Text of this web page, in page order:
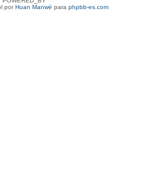
porHuan Manwë para phpbb-es.com